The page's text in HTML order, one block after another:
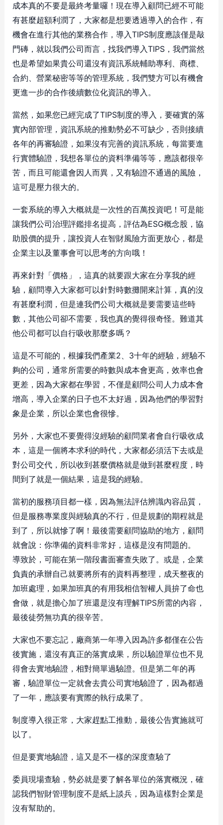
成本真的不要是最終考量囉！現在導入顧問已經不可能
有甚麼超額利潤了，大家都是想要透過導入的合作，有
機會在進行其他的業務合作，導入TIPS制度應該僅是敲
門磚，就以我們公司而言，找我們導入TIPS，我們當然
也是希望如果貴公司還沒有資訊系統輔助專利、商標、
合約、營業秘密等等的管理系統，我們雙方可以有機會
更進一步的合作後續數位化資訊的導入。
當然，如果您已經完成了TIPS制度的導入，要確實的落
實內部管理，資訊系統的推動勢必不可缺少，否則接續
各年的再審驗證，如果沒有完善的資訊系統，每當要進
行實體驗證，我想各單位的資料準備等等，應該都很辛
苦，而且可能還會因人而異，又有驗證不通過的風險，
這可是壓力很大的。
一套系統的導入大概就是一次性的百萬投資吧！可是能
讓我們公司治理評鑑排名提高，評估為ESG概念股，協
助股價的提升，讓投資人在智財風險方面更放心，都是
企業主以及董事會可以思考的方向哦！
再來針對「價格」，這真的就要跟大家在分享我的經
驗，顧問導入大家都可以針對時數攤開來計算，真的沒
有甚麼利潤，但是連我們公司大概就是要需要這些時
數，其他公司卻不需要，我也真的覺得很奇怪。難道其
他公司都可以自行吸收那麼多嗎？
這是不可能的，根據我們產業2、3十年的經驗，經驗不
夠的公司，通常所需要的時數與成本會更高，效率也會
更差，因為大家都在學習，不僅是顧問公司人力成本會
增高，導入企業的日子也不太好過，因為他們的學習對
象是企業，所以企業也會很慘。
另外，大家也不要覺得沒經驗的顧問業者會自行吸收成
本，這是一個將本求利的時代，大家都必須活下去或是
對公司交代，所以收到甚麼價格就是做到甚麼程度，時
間到了就是一個結果，這是我的經驗。
當初的服務項目都一樣，因為無法評估辨識內容品質，
但是服務專業度與經驗真的不行，但是規劃的期程就是
到了，所以就慘了啊！最後需要顧問協助的地方，顧問
就會說：你準備的資料非常好，這樣是沒有問題的。
導致於，可能在第一階段書面審查失敗了。或是，企業
負責的承辦自己就要將所有的資料再整理，成天整夜的
加班處理，如果加班真的有用我相信智權人員拚了命也
會做，就是擔心加了班還是沒有理解TIPS所需的內容，
最後徒勞無功真的很辛苦。
大家也不要忘記，廠商第一年導入因為許多都僅在公告
後實施，還沒有真正的落實成果，所以驗證單位也不見
得會去實地驗證，相對簡單過驗證。但是第二年的再
審，驗證單位一定就會去貴公司實地驗證了，因為都過
了一年，應該要有實際的執行成果了。
制度導入很正常，大家趕點工推動，最後公告實施就可
以了。
但是要實地驗證，這又是不一樣的深度查驗了
委員現場查驗，勢必就是要了解各單位的落實概況，確
認我們智財管理制度不是紙上談兵，因為這樣對企業是
沒有幫助的。